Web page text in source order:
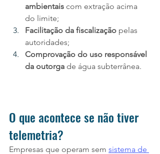
ambientais com extração acima
do limite;
Facilitação da fiscalização pelas
autoridades;
Comprovação do uso responsável
da outorga de água subterrânea.
O que acontece se não tiver
telemetria?
Empresas que operam sem sistema de